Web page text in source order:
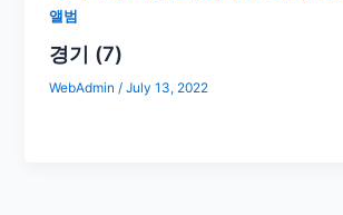
앨범
경기 (7)
WebAdmin/July 13, 2022